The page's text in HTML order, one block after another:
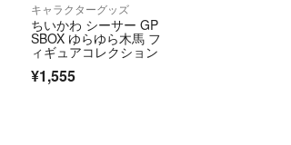
キャラクターグッズ
ちいかわ シーサー GP
SBOX ゆらゆら木馬 フ
ィギュアコレクション
¥1,555